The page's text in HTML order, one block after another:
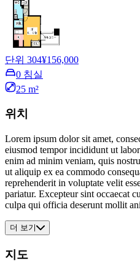
단위 304¥156,000
0 침실
25 m²
위치
Lorem ipsum dolor sit amet,
eiusmod tempor incididunt ut
enim ad minim veniam, quis
ut aliquip ex ea commodo
reprehenderit in voluptate velit
pariatur. Excepteur sint occaecat
culpa qui officia deserunt mollit
더 보기
지도